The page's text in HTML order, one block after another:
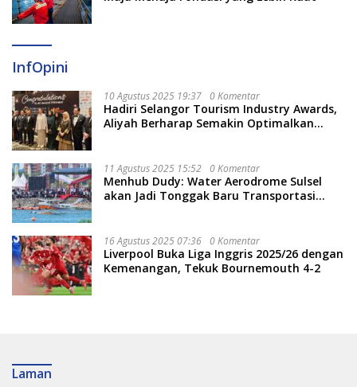
InfOpini
10 Agustus 2025 19:37 0 Komentar
Hadiri Selangor Tourism Industry Awards,
Aliyah Berharap Semakin Optimalkan
11 Agustus 2025 15:52 0 Komentar
Menhub Dudy: Water Aerodrome Sulsel
akan Jadi Tonggak Baru Transportasi
16 Agustus 2025 07:36 0 Komentar
Liverpool Buka Liga Inggris 2025/26 dengan
Kemenangan, Tekuk Bournemouth 4-2
Laman